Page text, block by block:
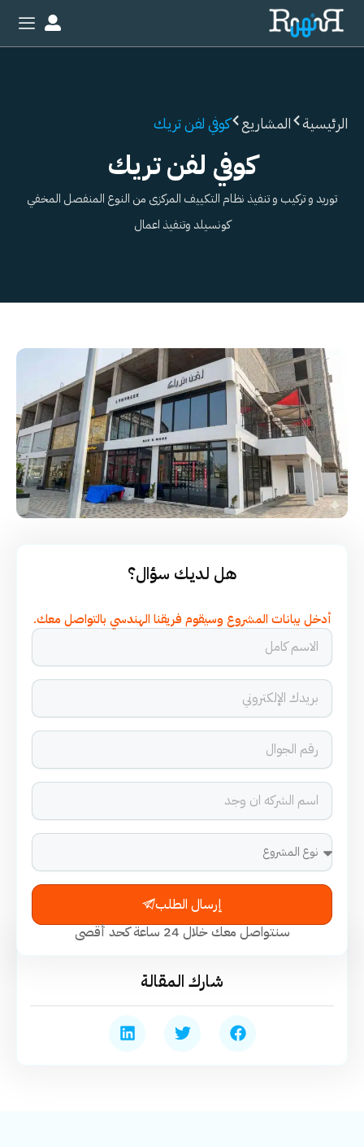
تخطي
المحتوى
الرئيسية المشاريع كوفي لفن تريك
كوفي لفن تريك
توريد و تركيب و تنفيذ نظام التكييف المركزى من النوع المنفصل المخفي
كونسيلد وتنفيذ اعمال
هل لديك سؤال؟
أدخل بيانات المشروع وسيقوم فريقنا الهندسي بالتواصل معك.
إرسال الطلب
سنتواصل معك خلال 24 ساعة كحد أقصى
شارك المقالة